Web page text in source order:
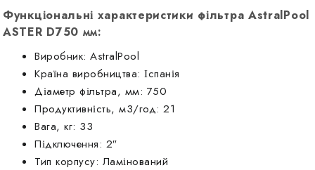
Функціональні характеристики фільтра AstralPool
ASTER D750 мм:
Виробник: AstralPool
Країна виробництва: Іспанія
Діаметр фільтра, мм: 750
Продуктивність, м3/год: 21
Вага, кг: 33
Підключення: 2″
Тип корпусу: Ламінований